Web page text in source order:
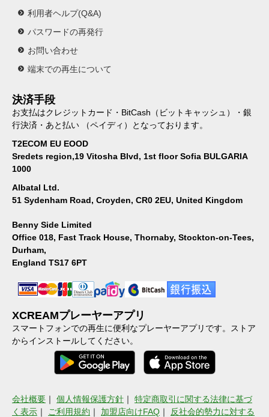
利用者ヘルプ(Q&A)
パスワードの再発行
お問い合わせ
端末での再生について
決済手段
お支払はクレジットカード・BitCash（ビットキャッシュ）・銀
行決済・あと払い （ペイディ）となっております。
T2ECOM EU EOOD
Sredets region,19 Vitosha Blvd, 1st floor Sofia BULGARIA
1000
Albatal Ltd.
51 Sydenham Road, Croyden, CR0 2EU, United Kingdom
Benny Side Limited
Office 018, Fast Track House, Thornaby, Stockton-on-Tees,
Durham,
England TS17 6PT
XCREAMプレーヤーアプリ
スマートフォンでの再生に便利なプレーヤーアプリです。ストア
からインストールしてください。
会社概要 ｜ 個人情報保護方針 ｜ 特定商取引に関する法律に基づ
く表示 ｜ ご利用規約 ｜ 加盟店向けFAQ ｜ 反社会的勢力に対する